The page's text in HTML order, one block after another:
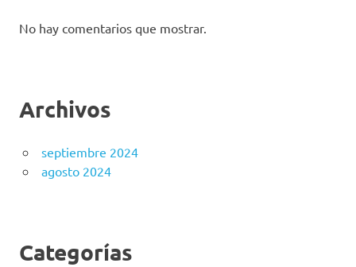
No hay comentarios que mostrar.
Archivos
septiembre 2024
agosto 2024
Categorías